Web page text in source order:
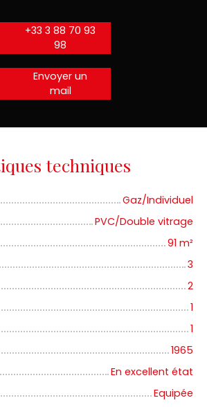
+33 3 88 70 93
98
Envoyer un
mail
techniques
Gaz/Individuel
PVC/Double vitrage
91 m²
3
2
1
1
1965
En excellent état
Equipée